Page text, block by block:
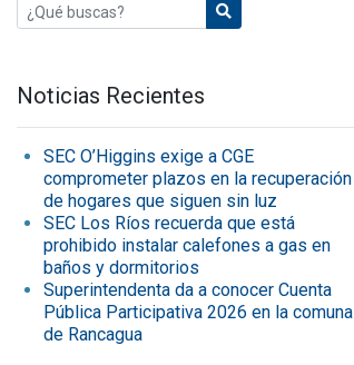
Noticias Recientes
SEC O’Higgins exige a CGE
comprometer plazos en la recuperación
de hogares que siguen sin luz
SEC Los Ríos recuerda que está
prohibido instalar calefones a gas en
baños y dormitorios
Superintendenta da a conocer Cuenta
Pública Participativa 2026 en la comuna
de Rancagua